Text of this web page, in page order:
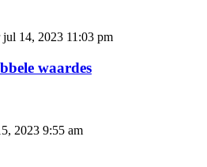
jul 14, 2023 11:03 pm
waardes
2023 9:55 am